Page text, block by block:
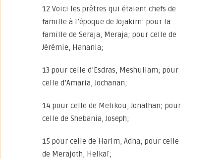
12 Voici les prêtres qui étaient chefs de
famille à l’époque de Jojakim: pour la
famille de Seraja, Meraja; pour celle de
Jérémie, Hanania;
13 pour celle d’Esdras, Meshullam; pour
celle d’Amaria, Jochanan;
14 pour celle de Melikou, Jonathan; pour
celle de Shebania, Joseph;
15 pour celle de Harim, Adna; pour celle
de Merajoth, Helkaï;